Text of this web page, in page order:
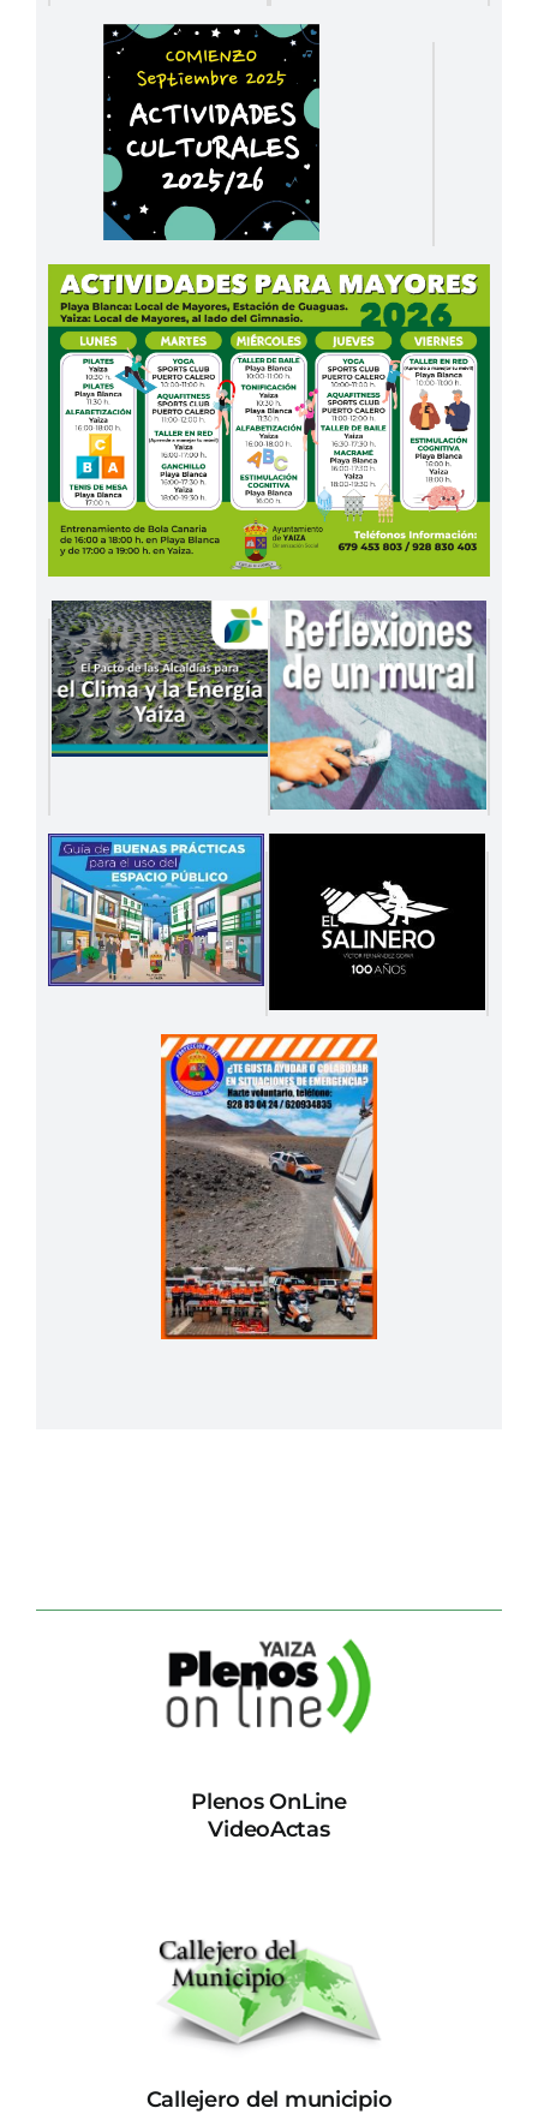
Plenos OnLine
VideoActas
Callejero del municipio